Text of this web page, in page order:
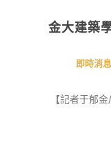
金大建築
即時消息
【記者于郁